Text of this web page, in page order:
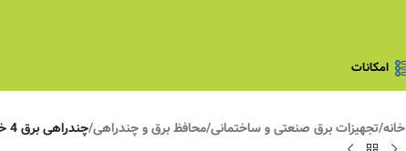
امکانات
خانه/تجهیزات برق صنعتی و ساختمانی/محافظ برق و چندراهی/چندراهی برق 4 خانه ارت دار با کابل 5 متری پارت الکتریک مدل 295